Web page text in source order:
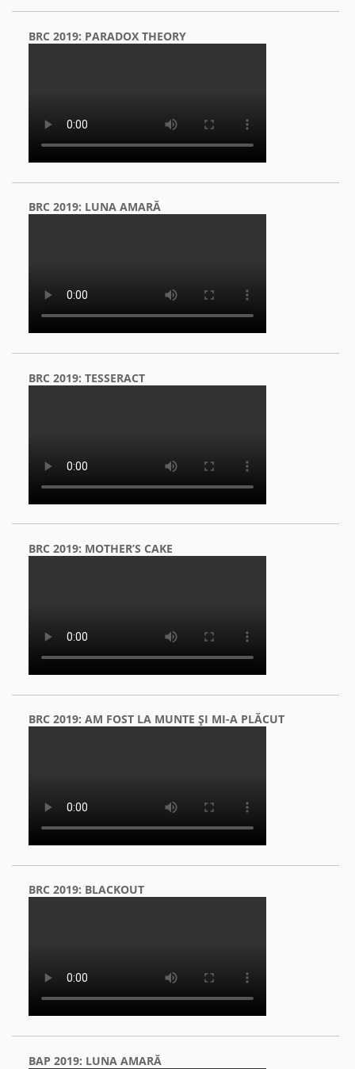
BRC 2019: PARADOX THEORY
BRC 2019: LUNA AMARĂ
BRC 2019: TESSERACT
BRC 2019: MOTHER’S CAKE
BRC 2019: AM FOST LA MUNTE ŞI MI-A PLĂCUT
BRC 2019: BLACKOUT
BAP 2019: LUNA AMARĂ